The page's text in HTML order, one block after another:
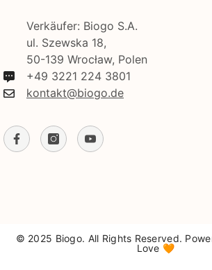
Verkäufer: Biogo S.A.
ul. Szewska 18,
50-139 Wrocław, Polen
+49 3221 224 3801
kontakt@biogo.de
© 2025 Biogo. All Rights Reserved.
Love 🧡